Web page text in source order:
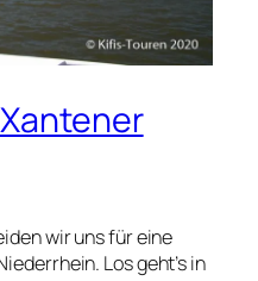
wir uns für eine
Los geht’s in